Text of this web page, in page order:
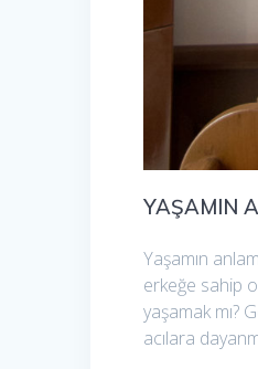
YAŞAMIN
Yaşamın
erkeğe sahip
yaşamak mı?
acılara